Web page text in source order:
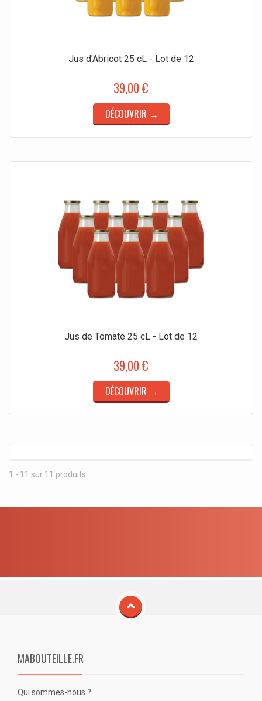
Jus d'Abricot 25 cL - Lot de 12
39,00 €
DÉCOUVRIR →
Jus de Tomate 25 cL - Lot de 12
39,00 €
DÉCOUVRIR →
1 - 11 sur 11 produits
MABOUTEILLE.FR
Qui sommes-nous ?